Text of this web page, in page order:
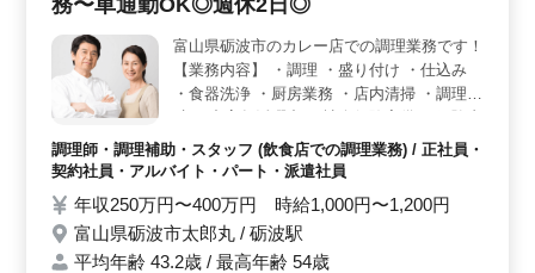
務〜車通勤OK◎週休2日◎
富山県砺波市のカレー店での調理業務です！
【業務内容】 ・調理 ・盛り付け ・仕込み
・食器洗浄 ・厨房業務 ・店内清掃 ・調理補
優遇 ＊車通勤OK ＊週休2日 今まで培ってき
た経験を若手に教えていきませんか？ ブラ
お問い合わせください。
調理師・調理補助・スタッフ (飲食店での調理業務) / 正社員・
契約社員・アルバイト・パート・派遣社員
年収250万円〜400万円 時給1,000円〜1,200円
富山県砺波市太郎丸 / 砺波駅
平均年齢 43.2歳 / 最高年齢 54歳